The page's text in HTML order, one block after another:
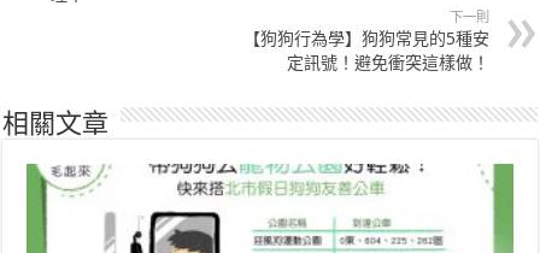
下一則
【狗狗行為學】狗狗常見的5種安
定訊號！避免衝突這樣做！
相關文章